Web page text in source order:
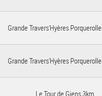
Grande Travers'Hyères
Grande Travers'Hyères
Le Tour de Giens 3km